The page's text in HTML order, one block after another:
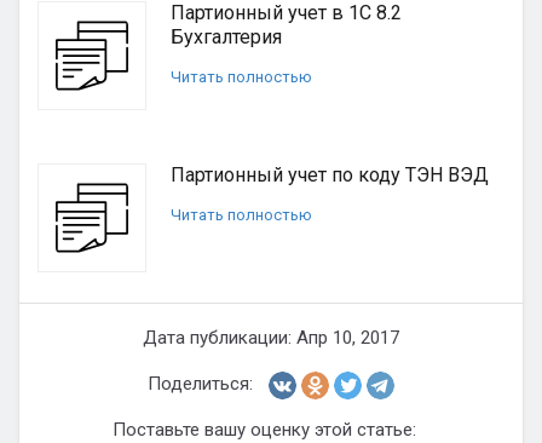
Партионный учет в 1С 8.2
Бухгалтерия
Читать полностью
Партионный учет по коду ТЭН ВЭД
Читать полностью
Дата публикации: Апр 10, 2017
Поделиться:
Поставьте вашу оценку этой статье: